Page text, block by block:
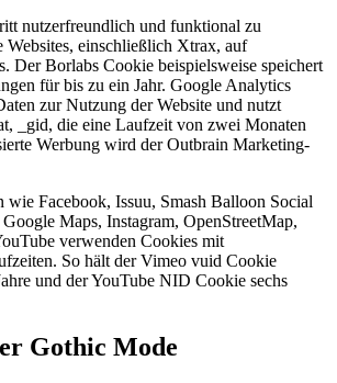
nutzerfreundlich und funktional zu
Websites, einschließlich Xtrax, auf
Der Borlabs Cookie beispielsweise speichert
für bis zu ein Jahr. Google Analytics
zur Nutzung der Website und nutzt
_gid, die eine Laufzeit von zwei Monaten
Werbung wird der Outbrain Marketing-
wie Facebook, Issuu, Smash Balloon Social
Maps, Instagram, OpenStreetMap,
verwenden Cookies mit
So hält der Vimeo vuid Cookie
und der YouTube NID Cookie sechs
Gothic Mode